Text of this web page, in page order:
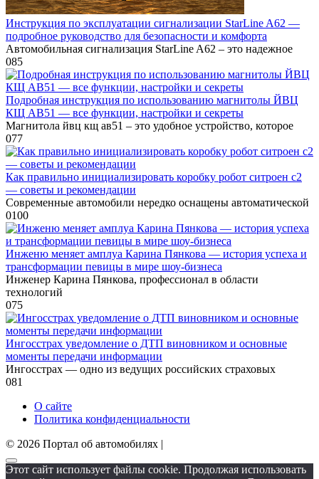
Инструкция по эксплуатации сигнализации StarLine A62 —
подробное руководство для безопасности и комфорта
Автомобильная сигнализация StarLine A62 – это надежное
085
Подробная инструкция по использованию магнитолы ЙВЦ
КЩ АВ51 — все функции, настройки и секреты
Магнитола йвц кщ ав51 – это удобное устройство, которое
077
Как правильно инициализировать коробку робот ситроен с2
— советы и рекомендации
Современные автомобили нередко оснащены автоматической
0100
Инженю меняет амплуа Карина Пянкова — история успеха и
трансформации певицы в мире шоу-бизнеса
Инженер Карина Пянкова, профессионал в области
технологий
075
Ингосстрах уведомление о ДТП виновником и основные
моменты передачи информации
Ингосстрах — одно из ведущих российских страховых
081
О сайте
Политика конфиденциальности
© 2026 Портал об автомобилях |
Этот сайт использует файлы cookie. Продолжая использовать